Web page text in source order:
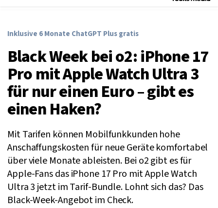
Inklusive 6 Monate ChatGPT Plus gratis
Black Week bei o2: iPhone 17
Pro mit Apple Watch Ultra 3
für nur einen Euro – gibt es
einen Haken?
Mit Tarifen können Mobilfunkkunden hohe
Anschaffungskosten für neue Geräte komfortabel
über viele Monate ableisten. Bei o2 gibt es für
Apple-Fans das iPhone 17 Pro mit Apple Watch
Ultra 3 jetzt im Tarif-Bundle. Lohnt sich das? Das
Black-Week-Angebot im Check.